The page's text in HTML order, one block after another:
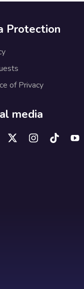
Protection
of Privacy
media